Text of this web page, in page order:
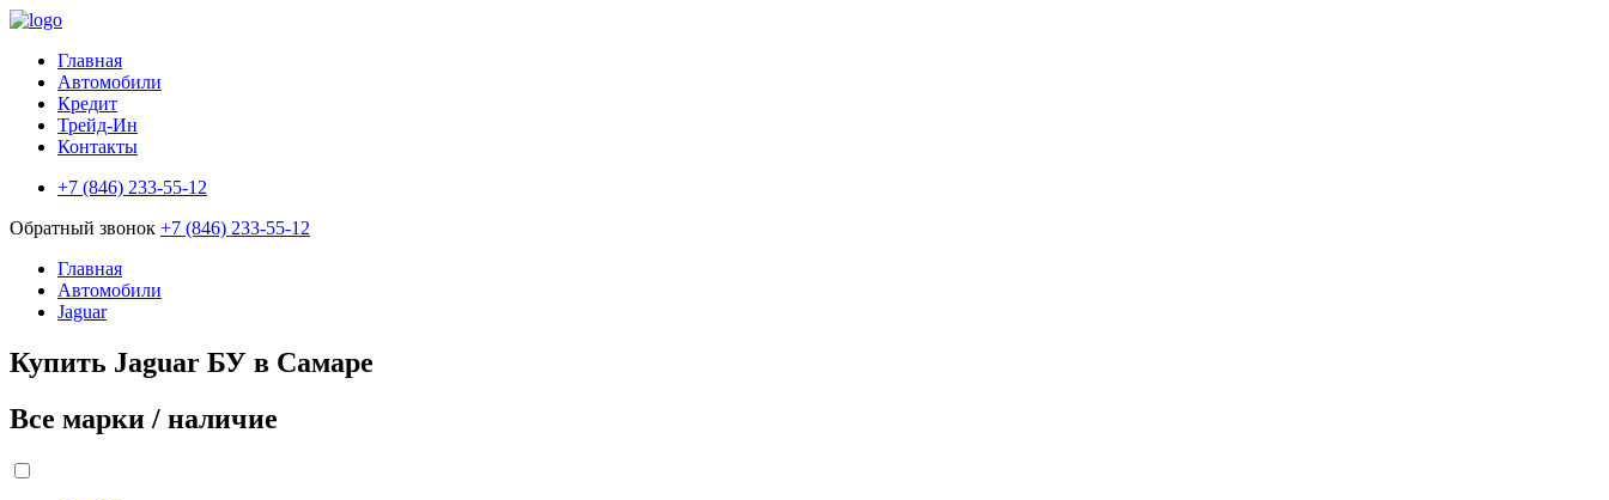
Главная
Автомобили
Кредит
Трейд-Ин
Контакты
+7 (846) 233-55-12
Обратный звонок +7 (846) 233-55-12
Главная
Автомобили
Jaguar
Купить Jaguar БУ в Самаре
Все марки / наличие